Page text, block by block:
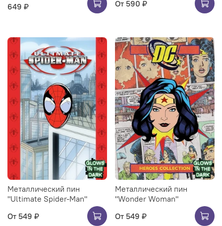
649 ₽ От 590 ₽
Металлический пин
"Ultimate Spider-Man"
От 549 ₽
Металлический пин
"Wonder Woman"
От 549 ₽